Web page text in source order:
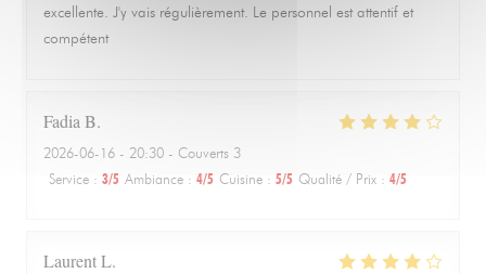
excellente. J'y vais régulièrement. Le personnel est attentif et
compétent
Fadia B
2026-06-16 - 20:30 - Couverts 3
Service : 3/5 Ambiance : 4/5 Cuisine : 5/5 Qualité / Prix : 4/5
LaurentL